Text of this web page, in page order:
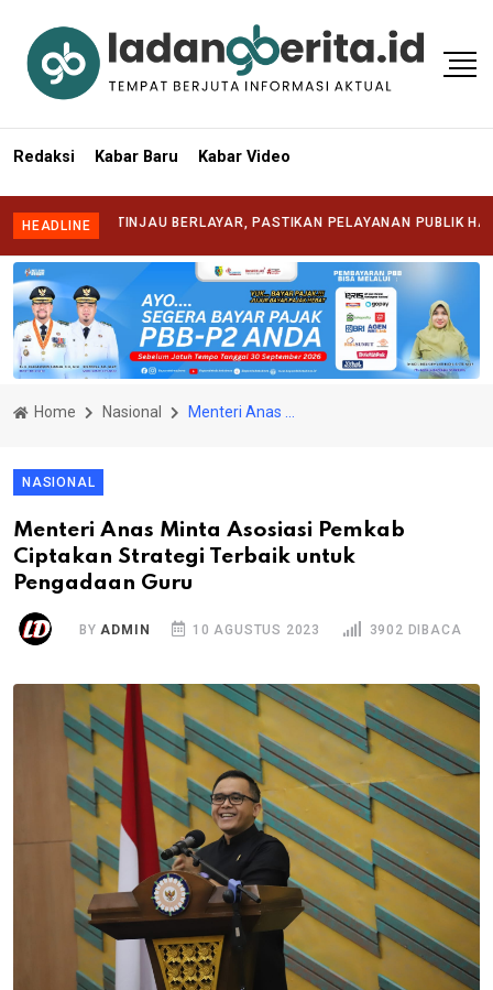
Redaksi Kabar Baru Kabar Video
HEADLINE
TINJAU BERLAYAR, PASTIKAN PELAYANAN PUBLIK HADIR
Home Nasional
NASIONAL
Menteri Anas Minta Asosiasi Pemkab
Ciptakan Strategi Terbaik untuk
Pengadaan Guru
BY ADMIN 10 AGUSTUS 2023 3902 DIBACA